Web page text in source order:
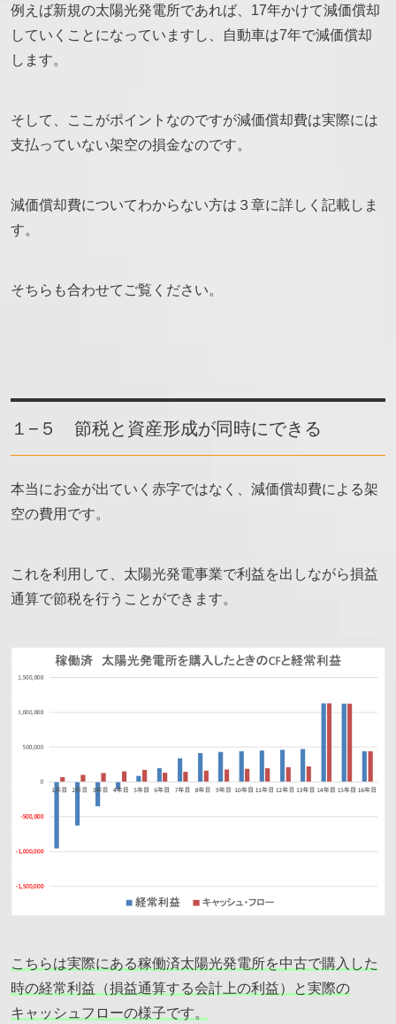
例えば新規の太陽光発電所であれば、17年かけて減価償却
していくことになっていますし、自動車は7年で減価償却
します。
そして、ここがポイントなのですが減価償却費は実際には
支払っていない架空の損金なのです。
減価償却費についてわからない方は３章に詳しく記載しま
す。
そちらも合わせてご覧ください。
１−５ 節税と資産形成が同時にできる
本当にお金が出ていく赤字ではなく、減価償却費による架
空の費用です。
これを利用して、太陽光発電事業で利益を出しながら損益
通算で節税を行うことができます。
こちらは実際にある稼働済太陽光発電所を中古で購入した
時の経常利益（損益通算する会計上の利益）と実際の
キャッシュフローの様子です。